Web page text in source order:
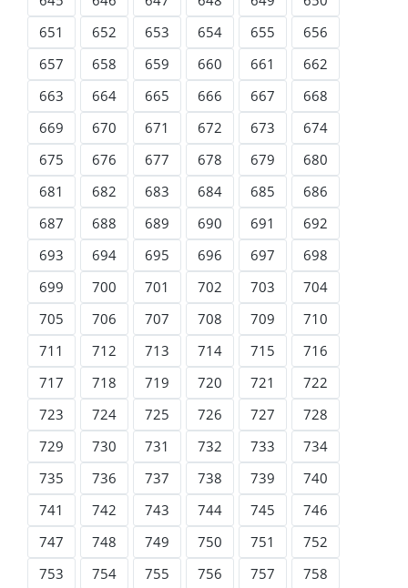
651
652 653 654 655
656
657
658 659 660 661
662
663
664 665 666 667
668
669
670 671 672 673
674
675
676 677 678 679
680
681
682 683 684 685
686
687
688 689 690 691
692
693
694 695 696 697
698
699
700 701 702 703
704
705
706 707 708 709
710
711
712 713 714 715
716
717
718 719 720 721
722
723
724 725 726 727
728
729
730 731 732 733
734
735
736 737 738 739
740
741
742 743 744 745
746
747
748 749 750 751
752
753
754 755 756 757
758